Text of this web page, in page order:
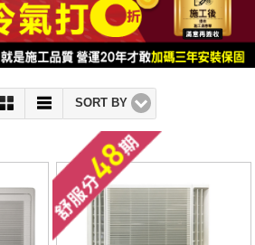
SORT BY